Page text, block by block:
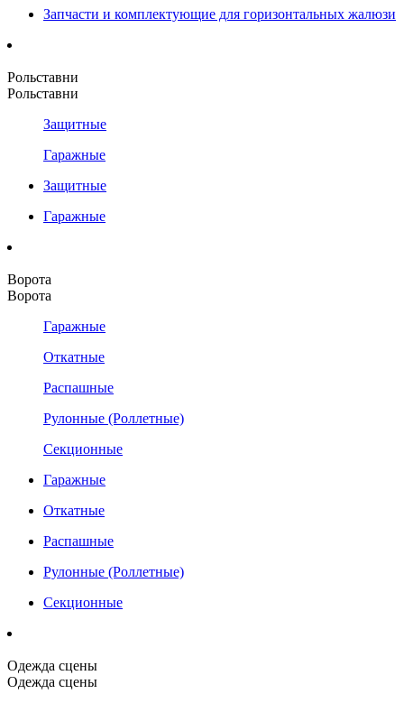
Запчасти и комплектующие для горизонтальных жалюзи
Рольставни
Рольставни
Защитные
Гаражные
Защитные
Гаражные
Ворота
Ворота
Гаражные
Откатные
Распашные
Рулонные (Роллетные)
Секционные
Гаражные
Откатные
Распашные
Рулонные (Роллетные)
Секционные
Одежда сцены
Одежда сцены